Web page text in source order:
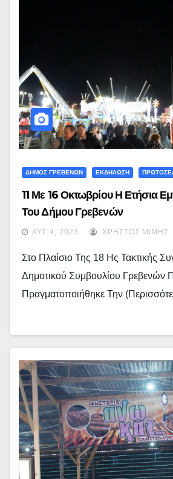
ΔΗΜΟΣ ΓΡΕΒΕΝΩΝ ΕΚΔΗΛΩΣΗ
11 Με 16 Οκτωβρίου Η Ετήσια
Του Δήμου Γρεβενών
ΑΥΓ 4, 2023 ΧΡΉΣΤΟΣ ΜΊΜΗΣ
Στο Πλαίσιο Της 18 Ης Τακτικής
Δημοτικού Συμβουλίου Γρεβενών
Πραγματοποιήθηκε Την